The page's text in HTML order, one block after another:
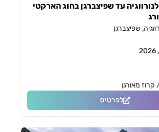
עד שפיצברגן בחוג הארקטי
, שפיצברגן
קרוז מאורגן
לפרטים